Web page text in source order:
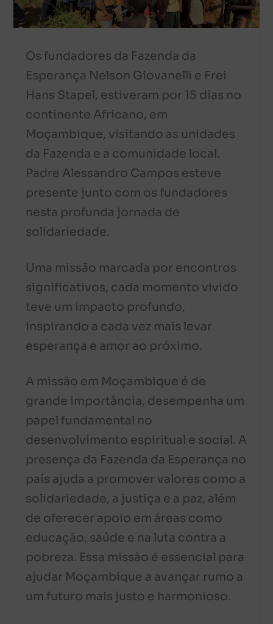
Os fundadores da Fazenda da
Esperança Nelson Giovanelli e Frei
Hans Stapel, estiveram por 15 dias no
continente Africano, em
Moçambique, visitando as unidades
da Fazenda e a comunidade local.
Padre Alessandro Campos esteve
presente junto com os fundadores
nesta profunda jornada de
solidariedade.
Uma missão marcada por encontros
significativos, cada momento vivido
teve um impacto profundo,
inspirando a cada vez mais levar
esperança e amor ao próximo.
A missão em Moçambique é de
grande importância, desempenha um
papel fundamental no
desenvolvimento espiritual e social. A
presença da Fazenda da Esperança no
país ajuda a promover valores como a
solidariedade, a justiça e a paz, além
de oferecer apoio em áreas como
educação, saúde e na luta contra a
pobreza. Essa missão é essencial para
ajudar Moçambique a avançar rumo a
um futuro mais justo e harmonioso.